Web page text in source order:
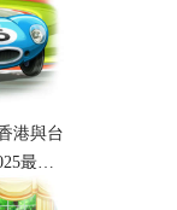
港與台
最